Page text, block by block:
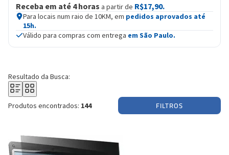
Receba em até 4 horas a partir de R$17,90.
Para locais num raio de 10KM, em pedidos aprovados até
15h.
Válido para compras com entrega em São Paulo.
Resultado da Busca:
Produtos encontrados: 144 FILTROS